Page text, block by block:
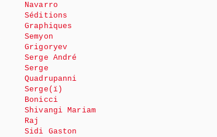
Navarro
Séditions
Graphiques
Semyon
Grigoryev
Serge André
Serge
Quadrupanni
Serge(ï)
Bonicci
Shivangi Mariam
Raj
Sidi Gaston